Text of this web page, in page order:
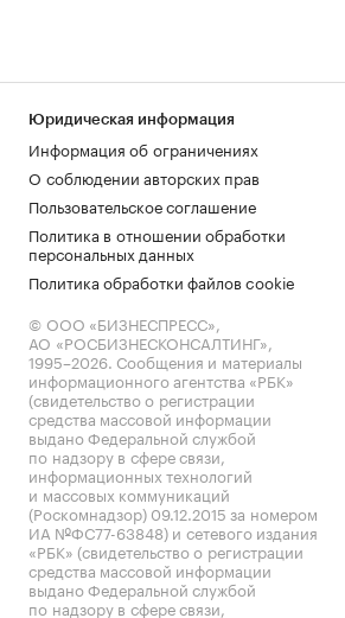
Юридическая информация
Информация об ограничениях
О соблюдении авторских прав
Пользовательское соглашение
Политика в отношении обработки
персональных данных
Политика обработки файлов cookie
© ООО «БИЗНЕСПРЕСС»,
АО «РОСБИЗНЕСКОНСАЛТИНГ»,
1995–2026. Сообщения и материалы
информационного агентства «РБК»
(свидетельство о регистрации
средства массовой информации
выдано Федеральной службой
по надзору в сфере связи,
информационных технологий
и массовых коммуникаций
(Роскомнадзор) 09.12.2015 за номером
ИА №ФС77-63848) и сетевого издания
«РБК» (свидетельство о регистрации
средства массовой информации
выдано Федеральной службой
по надзору в сфере связи,